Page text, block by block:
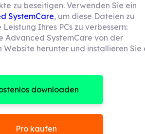
zu beseitigen. Verwenden Sie ein
SystemCare, um diese Dateien zu
Ihres PCs zu verbessern:
Advanced SystemCare von der
Website herunter und installieren Sie
downloaden
Pro kaufen